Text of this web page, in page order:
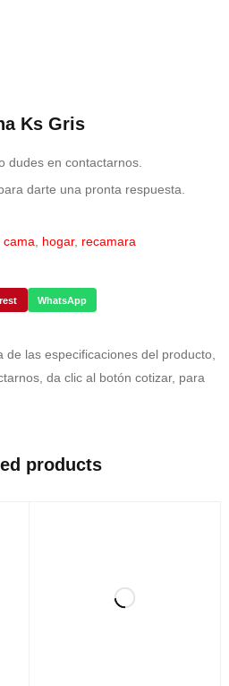
Ks Gris
dudes en contactarnos.
darte una pronta respuesta.
cama hogar, recamara
WhatsApp
las especificaciones del producto,
da clic al botón cotizar, para
products